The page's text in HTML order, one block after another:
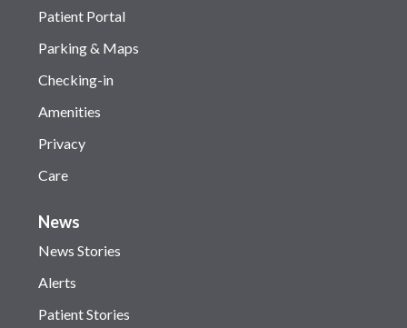
Patient Portal
Parking & Maps
Checking-in
Amenities
Privacy
Care
News
News Stories
Alerts
Patient Stories